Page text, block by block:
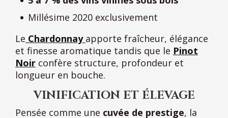
Millésime 2020 exclusivement
Le Chardonnay apporte fraîcheur, élégance
et finesse aromatique tandis que le Pinot
Noir confère structure, profondeur et
longueur en bouche.
VINIFICATION ET ÉLEVAGE
Pensée comme une cuvée de prestige, la